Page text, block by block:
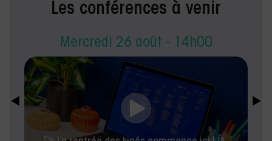
Les conférences à venir
Mercredi 26 août - 14h00